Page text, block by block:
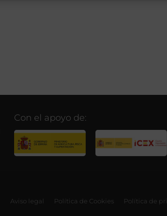
Con el apoyo de:
Aviso legal Política de Cookies Política de